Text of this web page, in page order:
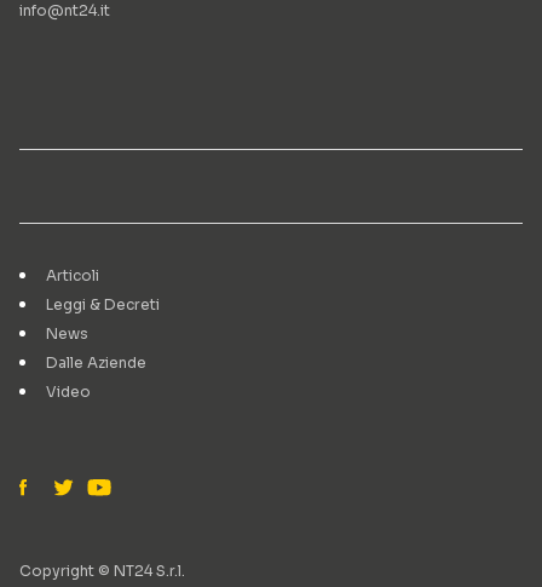
info@nt24.it
Articoli
Leggi & Decreti
News
Dalle Aziende
Video
Copyright © NT24 S.r.l.